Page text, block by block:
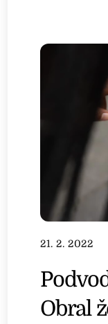
21. 2. 2022
Obral